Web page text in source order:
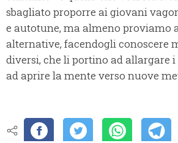
sbagliato proporre ai giovani
e autotune, ma almeno proviamo
alternative, facendogli conoscere
diversi, che li portino ad allargare
ad aprire la mente verso nuove